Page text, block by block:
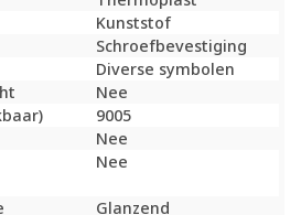
Kunststof
Schroefbevestiging
Diverse symbolen
Nee
9005
Nee
Nee
Glanzend